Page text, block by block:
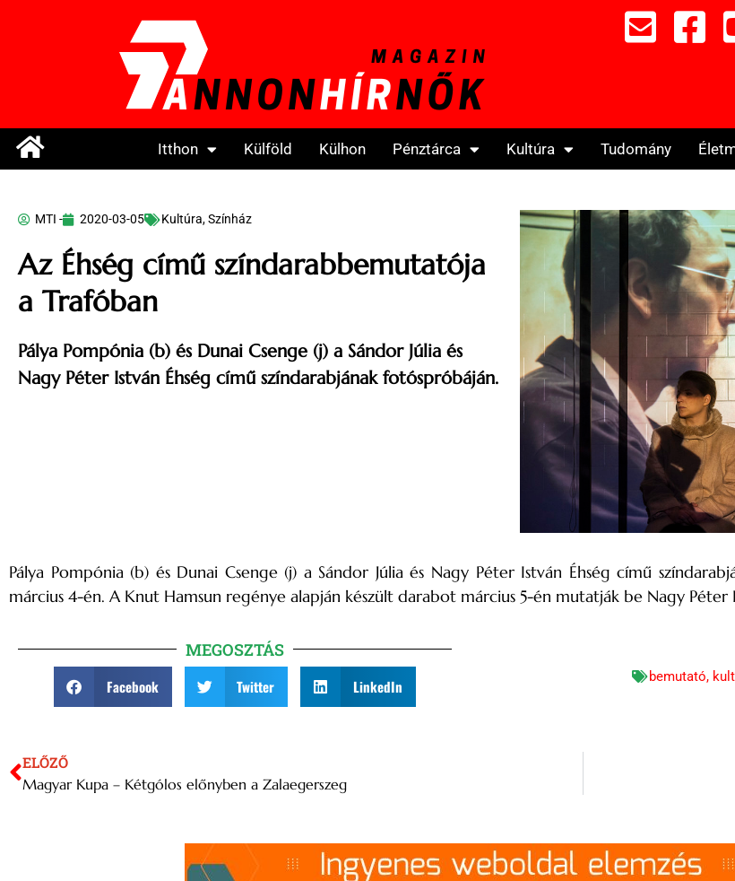
Itthon Külföld Külhon Pénztárca Kultúra Tudomány
MTI - 2020-03-05 Kultúra,Színház
Az Éhség című színdarabbemutatója
a Trafóban
Pálya Pompónia (b) és Dunai Csenge (j) a Sándor Júlia és
Nagy Péter István Éhség című színdarabjának fotóspróbáján.
Pálya Pompónia (b) és Dunai Csenge (j) a Sándor Júlia és Nagy Péter István Éhség című
március 4-én. A Knut Hamsun regénye alapján készült darabot március 5-én mutatják be Nagy Péter
MEGOSZTÁS
Facebook Twitter LinkedIn
bemutató,
ELŐZŐ
Magyar Kupa – Kétgólos előnyben a Zalaegerszeg